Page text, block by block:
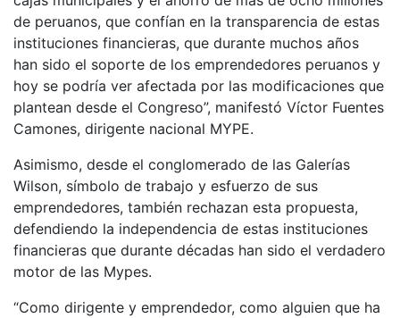
de peruanos, que confían en la transparencia de estas
instituciones financieras, que durante muchos años
han sido el soporte de los emprendedores peruanos y
hoy se podría ver afectada por las modificaciones que
plantean desde el Congreso”, manifestó Víctor Fuentes
Camones, dirigente nacional MYPE.
Asimismo, desde el conglomerado de las Galerías
Wilson, símbolo de trabajo y esfuerzo de sus
emprendedores, también rechazan esta propuesta,
defendiendo la independencia de estas instituciones
financieras que durante décadas han sido el verdadero
motor de las Mypes.
“Como dirigente y emprendedor, como alguien que ha